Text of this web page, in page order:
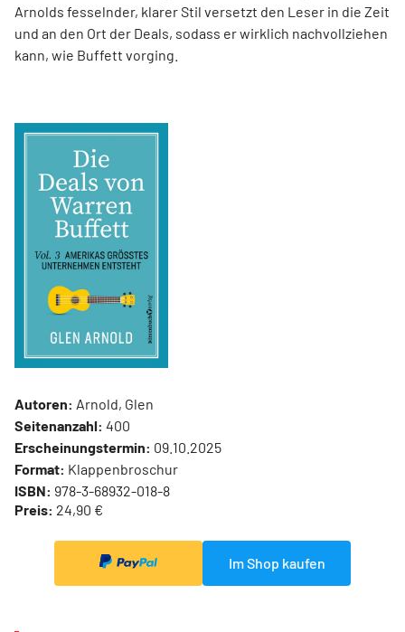
Arnolds ­fesselnder, klarer Stil versetzt den Leser in die Zeit
und an den Ort der Deals, sodass er wirklich nachvollziehen
kann, wie Buffett vorging.
Autoren: Arnold, Glen
Seitenanzahl: 400
Erscheinungstermin: 09.10.2025
Format: Klappenbroschur
ISBN: 978-3-68932-018-8
Preis: 24,90 €
Im Shop kaufen